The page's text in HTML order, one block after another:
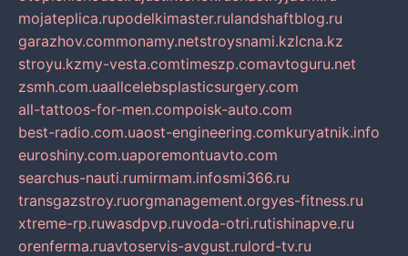
mojateplica.rupodelkimaster.rulandshaftblog.ru
garazhov.commonamy.netstroysnami.kzlcna.kz
stroyu.kzmy-vesta.comtimeszp.comavtoguru.net
zsmh.com.uaallcelebsplasticsurgery.com
all-tattoos-for-men.compoisk-auto.com
best-radio.com.uaost-engineering.comkuryatnik.info
euroshiny.com.uaporemontuavto.com
searchus-nauti.rumirmam.infosmi366.ru
transgazstroy.ruorgmanagement.orgyes-fitness.ru
xtreme-rp.ruwasdpvp.ruvoda-otri.rutishinapve.ru
orenferma.ruavtoservis-avgust.rulord-tv.ru